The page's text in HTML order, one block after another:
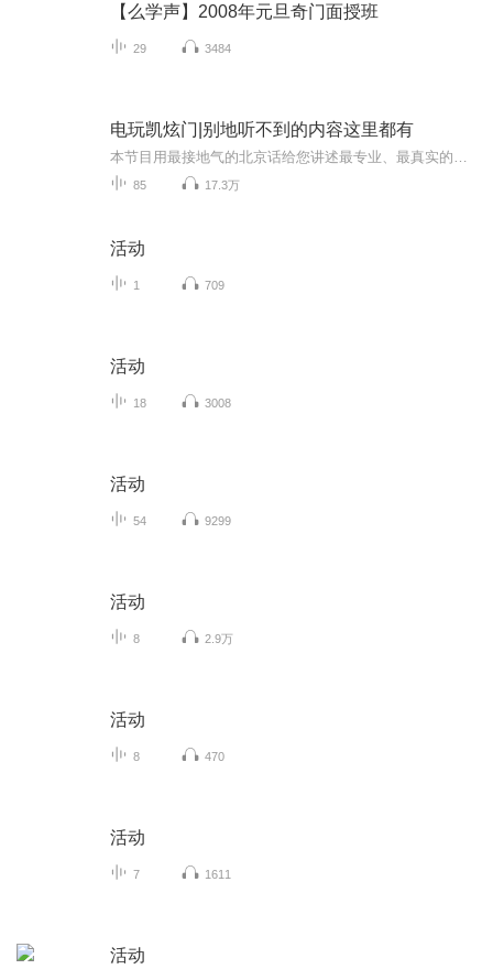
【么学声】2008年元旦奇门面授班
29 3484
电玩凯炫门|别地听不到的内容这里都有
85 17.3万
活动
1 709
活动
18 3008
活动
54 9299
活动
8 2.9万
活动
8 470
活动
7 1611
活动